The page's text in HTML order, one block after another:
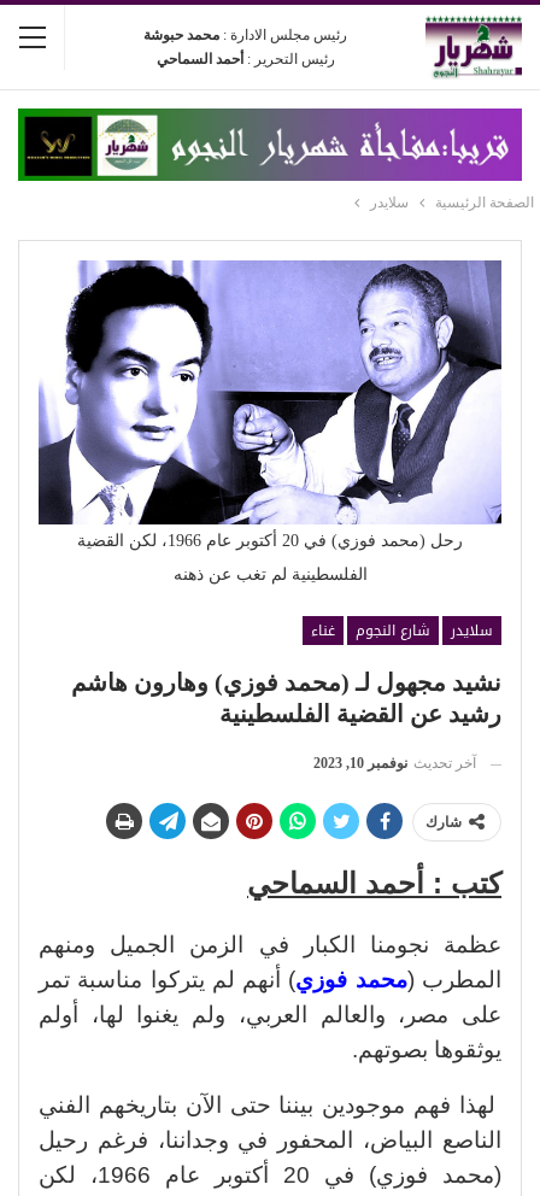
رئيس مجلس الادارة : محمد حبوشة
رئيس التحرير : أحمد السماحي
الصفحة الرئيسية سلايدر
رحل (محمد فوزي) في 20 أكتوبر عام 1966، لكن القضية
الفلسطينية لم تغب عن ذهنه
سلايدر شارع النجوم
غناء
نشيد مجهول لـ (محمد فوزي) وهارون هاشم
رشيد عن القضية الفلسطينية
آخر تحديث نوفمبر 10, 2023
شارك
كتب : أحمد السماحي
عظمة نجومنا الكبار في الزمن الجميل ومنهم
المطرب (محمد فوزي) أنهم لم يتركوا مناسبة تمر
على مصر، والعالم العربي، ولم يغنوا لها، أولم
يوثقوها بصوتهم.
لهذا فهم موجودين بيننا حتى الآن بتاريخهم الفني
الناصع البياض، المحفور في وجداننا، فرغم رحيل
(محمد فوزي) في 20 أكتوبر عام 1966، لكن